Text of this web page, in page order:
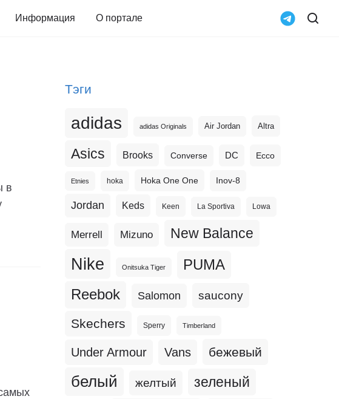
Информация О портале
в
Тэги
adidas adidas Originals Air Jordan Altra
Asics Brooks Converse DC Ecco
Etnies hoka Hoka One One Inov-8
Jordan Keds Keen La Sportiva Lowa
Merrell Mizuno New Balance
Nike Onitsuka Tiger PUMA
Reebok Salomon saucony
Skechers Sperry Timberland
Under Armour Vans бежевый
белый желтый зеленый